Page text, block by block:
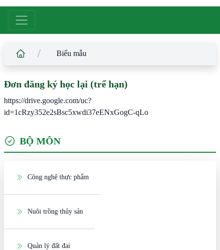
/ Biểu mẫu
Đơn đăng ký học lại (trể hạn)
https://drive.google.com/uc?
id=1cRzy352e2sBsc5xwdi37eENxGogC-qLo
BỘ MÔN
Công nghệ thực phẩm
Nuôi trồng thủy sản
Quản lý đất đai